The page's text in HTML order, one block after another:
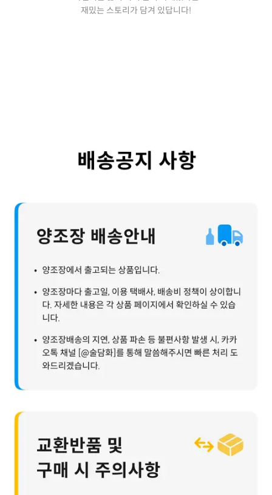
재밌는 스토리가 담겨 있답니다!